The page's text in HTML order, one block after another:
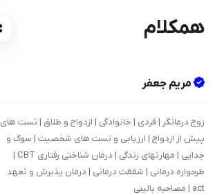
همکلام
مریم جعفر
زوج درمانگر | فردی | خانوادگی | ازدواج و طلاق | تست های
پیش از ازدواج | ارزیابی و تست های شخصیت | سوگ و
جدایی | مهارتهای زندگی | درمان شناختی رفتاری CBT |
طرحواره درمانی | شفقت درمانی | درمان پذیرش و تعهد
act | مصاحبه بالینی